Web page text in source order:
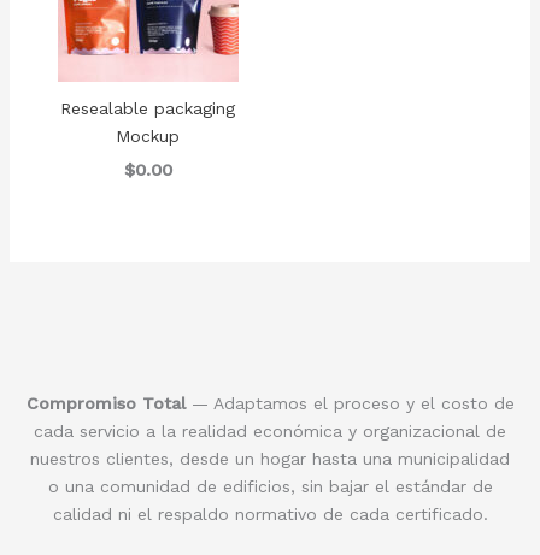
Resealable packaging
Mockup
$0.00
Compromiso Total— Adaptamos el proceso y el costo de
cada servicio a la realidad económica y organizacional de
nuestros clientes, desde un hogar hasta una municipalidad
o una comunidad de edificios, sin bajar el estándar de
calidad ni el respaldo normativo de cada certificado.